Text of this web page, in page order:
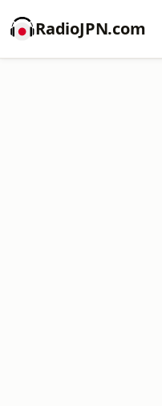
RadioJPN.com